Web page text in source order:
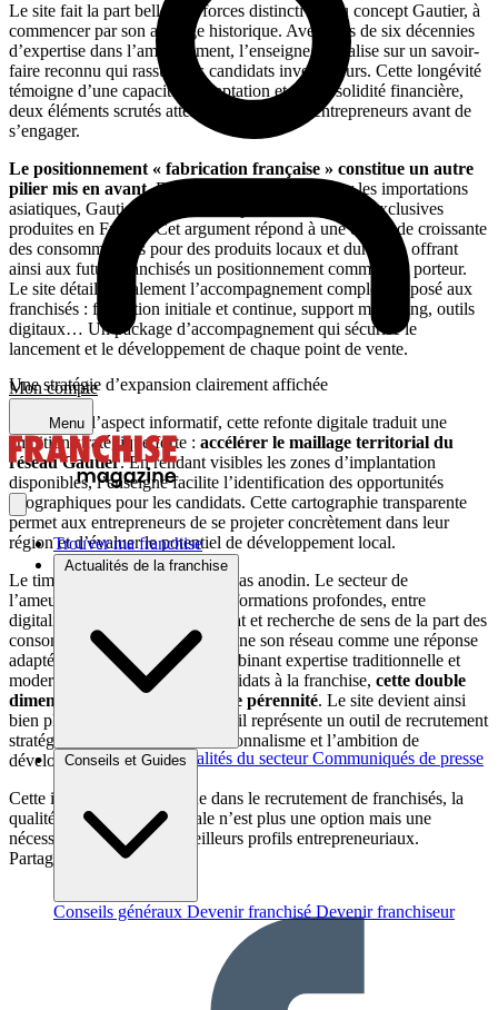
Mon compte
Menu
Trouver ma franchise
Actualités de la franchise
Brèves et actus Actualités du secteur Communiqués de presse
Conseils et Guides
Conseils généraux Devenir franchisé Devenir franchiseur
Le site fait la part belle aux forces distinctives du concept Gautier, à
commencer par son ancrage historique. Avec plus de six décennies
d’expertise dans l’ameublement, l’enseigne capitalise sur un savoir-
faire reconnu qui rassure les candidats investisseurs. Cette longévité
témoigne d’une capacité d’adaptation et d’une solidité financière,
deux éléments scrutés attentivement par les entrepreneurs avant de
s’engager.
Le positionnement « fabrication française » constitue un autre
pilier mis en avant. Dans un marché dominé par les importations
asiatiques, Gautier se différencie par ses collections exclusives
produites en France. Cet argument répond à une demande croissante
des consommateurs pour des produits locaux et durables, offrant
ainsi aux futurs franchisés un positionnement commercial porteur.
Le site détaille également l’accompagnement complet proposé aux
franchisés : formation initiale et continue, support marketing, outils
digitaux… Un package d’accompagnement qui sécurise le
lancement et le développement de chaque point de vente.
Une stratégie d’expansion clairement affichée
Au-delà de l’aspect informatif, cette refonte digitale traduit une
ambition stratégique forte : accélérer le maillage territorial du
réseau Gautier. En rendant visibles les zones d’implantation
disponibles, l’enseigne facilite l’identification des opportunités
géographiques pour les candidats. Cette cartographie transparente
permet aux entrepreneurs de se projeter concrètement dans leur
région et d’évaluer le potentiel de développement local.
Le timing de cette refonte n’est pas anodin. Le secteur de
l’ameublement connaît des transformations profondes, entre
digitalisation des parcours d’achat et recherche de sens de la part des
consommateurs. Gautier positionne son réseau comme une réponse
adaptée à ces évolutions, en combinant expertise traditionnelle et
modernité digitale. Pour les candidats à la franchise, cette double
dimension constitue un gage de pérennité. Le site devient ainsi
bien plus qu’une simple vitrine : il représente un outil de recrutement
stratégique qui reflète le professionnalisme et l’ambition de
développement du réseau.
Cette initiative confirme que dans le recrutement de franchisés, la
qualité de la présence digitale n’est plus une option mais une
nécessité pour attirer les meilleurs profils entrepreneuriaux.
Partager sur :